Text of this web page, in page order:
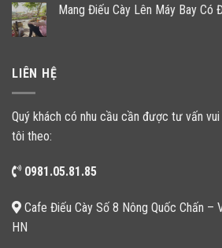
Mang Điếu Cày Lên Máy Bay Có
LIÊN HỆ
Quý khách có nhu cầu cần được tư vấn
tôi theo:
0981.05.81.85
Cafe Điếu Cày Số 8 Nông Quốc Chấn –
HN